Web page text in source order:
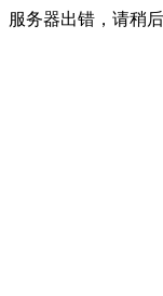
服务器出错，请稍